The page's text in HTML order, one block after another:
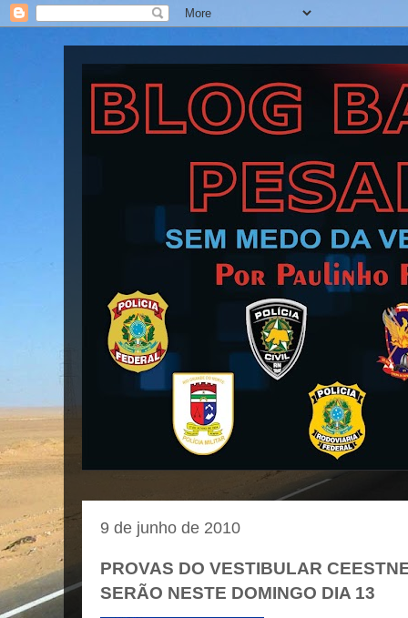
Blog Barra Pesada
9 de junho de 2010
PROVAS DO VESTIBULAR
SERÃO NESTE DOMINGO DIA 13